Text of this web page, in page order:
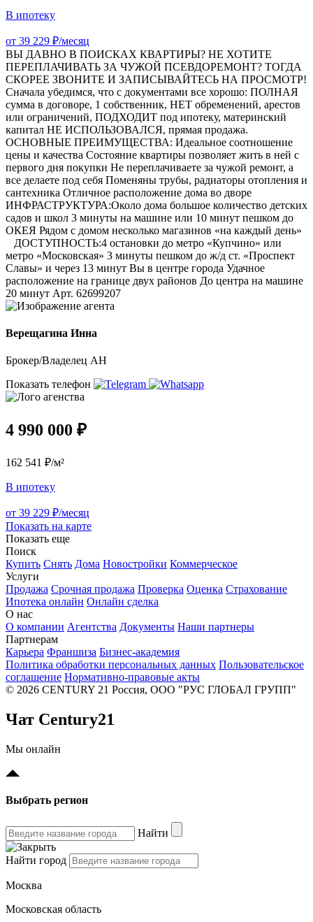
В ипотеку
от 39 229 ₽/месяц
ВЫ ДАВНО В ПОИСКАХ КВАРТИРЫ? НЕ ХОТИТЕ
ПЕРЕПЛАЧИВАТЬ ЗА ЧУЖОЙ ПСЕВДОРЕМОНТ? ТОГДА
СКОРЕЕ ЗВОНИТЕ И ЗАПИСЫВАЙТЕСЬ НА ПРОСМОТР!
Сначала убедимся, что с документами все хорошо: ПОЛНАЯ
сумма в договоре, 1 собственник, НЕТ обременений, арестов
или ограничений, ПОДХОДИТ под ипотеку, материнский
капитал НЕ ИСПОЛЬЗОВАЛСЯ, прямая продажа.
ОСНОВНЫЕ ПРЕИМУЩЕСТВА: Идеальное соотношение
цены и качества Состояние квартиры позволяет жить в ней с
первого дня покупки Не переплачиваете за чужой ремонт, а
все делаете под себя Поменяны трубы, радиаторы отопления и
сантехника Отличное расположение дома во дворе
ИНФРАСТРУКТУРА:Около дома большое количество детских
садов и школ 3 минуты на машине или 10 минут пешком до
ОКЕЯ Рядом с домом несколько магазинов «на каждый день»
ДОСТУПНОСТЬ:4 остановки до метро «Купчино» или
метро «Московская» 3 минуты пешком до ж/д ст. «Проспект
Славы» и через 13 минут Вы в центре города Удачное
расположение на границе двух районов До центра на машине
20 минут Арт. 62699207
Верещагина Инна
Брокер/Владелец АН
Показать телефон
4 990 000 ₽
162 541 ₽/м²
В ипотеку
от 39 229 ₽/месяц
Показать на карте
Показать еще
Поиск
Купить Снять Дома Новостройки Коммерческое
Услуги
Продажа Срочная продажа Проверка Оценка Страхование
Ипотека онлайн Онлайн сделка
О нас
О компании Агентства Документы Наши партнеры
Партнерам
Карьера Франшиза Бизнес-академия
Политика обработки персональных данных Пользовательское
соглашение Нормативно-правовые акты
© 2026 CENTURY 21 Россия, ООО "РУС ГЛОБАЛ ГРУПП"
Чат Century21
Мы онлайн
Выбрать регион
Найти
Найти город
Москва
Московская область